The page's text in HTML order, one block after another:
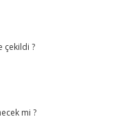
çekildi ?
mi ?